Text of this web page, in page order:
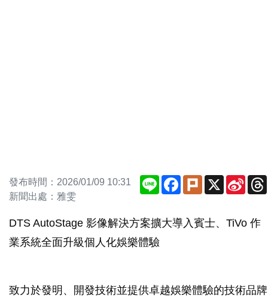
發布時間：2026/01/09 10:31
新聞出處：雅雯
Line Facebook
Plurk X
Sina
DTS AutoStage 影像解決方案擴大導入賓士、TiVo 作
業系統全面升級個人化娛樂體驗
致力於發明、開發技術並提供卓越娛樂體驗的技術品牌